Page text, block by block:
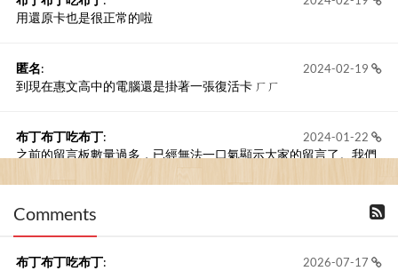
用還原卡也是很正常的啦
2024-02-19
匿名:
到現在惠文高中的電腦還是掛著一張復活卡 ㄏㄏ
2024-01-22
布丁布丁吃布丁:
之前的留言板數量過多，已經無法一口氣顯示大家的留言了。我們
Comments
2026-07-17
布丁布丁吃布丁: